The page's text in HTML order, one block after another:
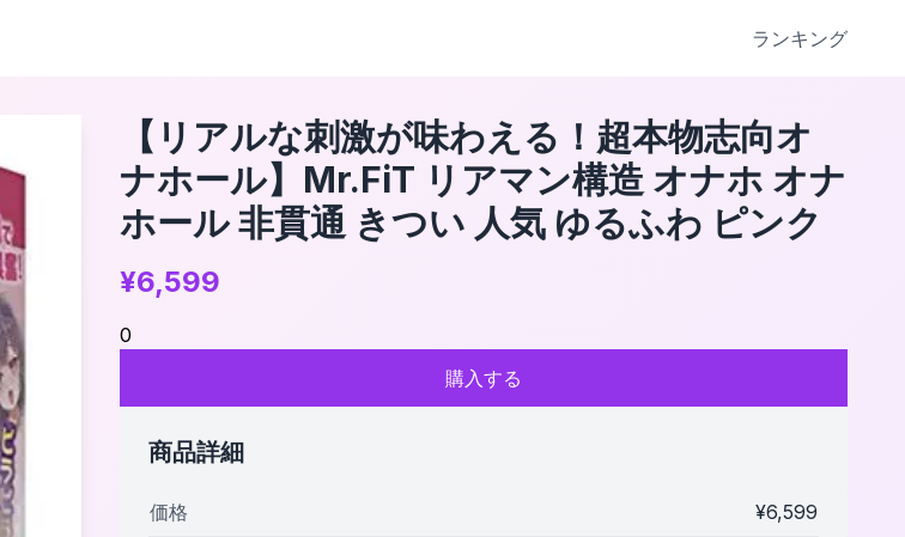
ランキング
【リアルな刺激が味わえる！超本物志向オ
ナホール】Mr.FiT リアマン構造 オナホ オナ
ホール 非貫通 きつい 人気 ゆるふわ ピンク
¥6,599
0
購入する
商品詳細
価格 ¥6,599